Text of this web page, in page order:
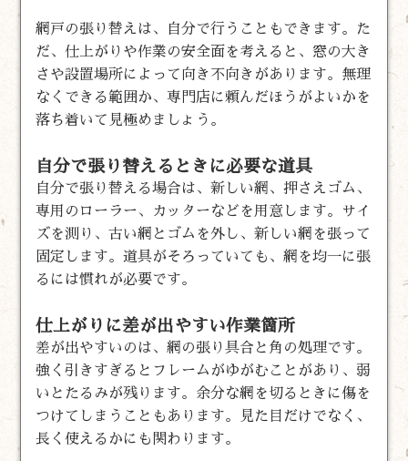
網戸の張り替えは、自分で行うこともできます。た
だ、仕上がりや作業の安全面を考えると、窓の大き
さや設置場所によって向き不向きがあります。無理
なくできる範囲か、専門店に頼んだほうがよいかを
落ち着いて見極めましょう。
自分で張り替えるときに必要な道具
自分で張り替える場合は、新しい網、押さえゴム、
専用のローラー、カッターなどを用意します。サイ
ズを測り、古い網とゴムを外し、新しい網を張って
固定します。道具がそろっていても、網を均一に張
るには慣れが必要です。
仕上がりに差が出やすい作業箇所
差が出やすいのは、網の張り具合と角の処理です。
強く引きすぎるとフレームがゆがむことがあり、弱
いとたるみが残ります。余分な網を切るときに傷を
つけてしまうこともあります。見た目だけでなく、
長く使えるかにも関わります。